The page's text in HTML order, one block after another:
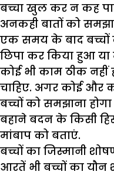
बच्चा खुल कर न कह
अनकही बातों को
एक समय के बाद बच्चों
छिपा कर किया हुआ
कोई भी काम ठीक नहीं
चाहिए. अगर कोई और
बच्चों को समझाना
बहाने बदन के किसी
मांबाप को बताएं.
बच्चों का जिस्मानी
आरतें भी बच्चों का यौन